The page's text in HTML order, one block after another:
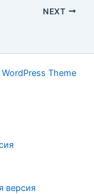
NEXT
Theme
версия